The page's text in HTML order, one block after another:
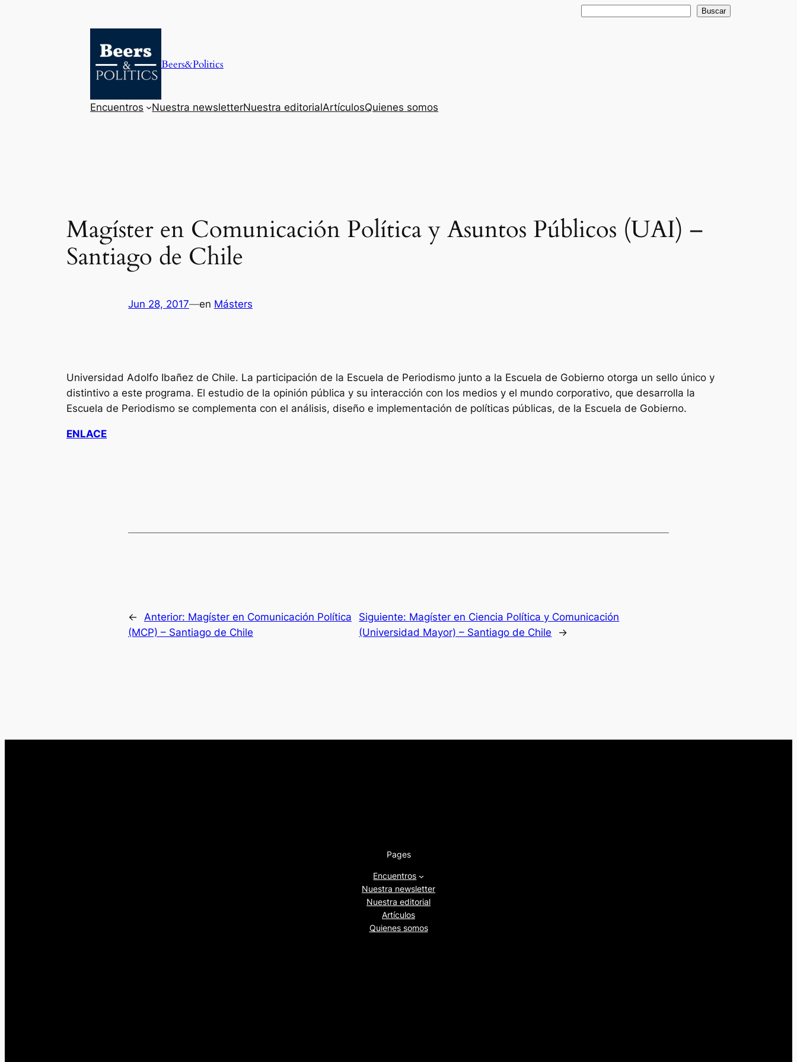
Buscar
Beers&Politics
Encuentros Nuestra newsletterNuestra editorialArtículosQuienes somos
Magíster en Comunicación Política y Asuntos Públicos (UAI) –
Santiago de Chile
Jun 28, 2017—en Másters
Universidad Adolfo Ibañez de Chile. La participación de la Escuela de Periodismo junto a la Escuela de Gobierno otorga un sello único y
distintivo a este programa. El estudio de la opinión pública y su interacción con los medios y el mundo corporativo, que desarrolla la
Escuela de Periodismo se complementa con el análisis, diseño e implementación de políticas públicas, de la Escuela de Gobierno.
ENLACE
← Anterior: Magíster en Comunicación Política
(MCP) – Santiago de Chile
Siguiente: Magíster en Ciencia Política y Comunicación
(Universidad Mayor) – Santiago de Chile
→
Pages
Encuentros
Nuestra newsletter
Nuestra editorial
Artículos
Quienes somos